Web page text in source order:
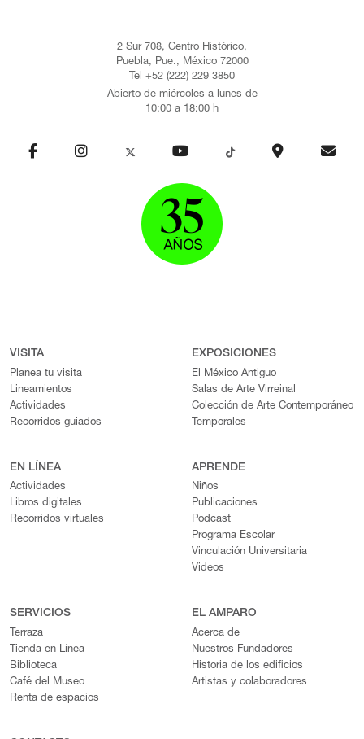
2 Sur 708, Centro Histórico,
Puebla, Pue., México 72000
Tel +52 (222) 229 3850
Abierto de miércoles a lunes de
10:00 a 18:00 h
VISITA
Planea tu visita
Lineamientos
Actividades
Recorridos guiados
EXPOSICIONES
El México Antiguo
Salas de Arte Virreinal
Colección de Arte Contemporáneo
Temporales
EN LÍNEA
Actividades
Libros digitales
Recorridos virtuales
APRENDE
Niños
Publicaciones
Podcast
Programa Escolar
Vinculación Universitaria
Videos
SERVICIOS
Terraza
Tienda en Línea
Biblioteca
Café del Museo
Renta de espacios
EL AMPARO
Acerca de
Nuestros Fundadores
Historia de los edificios
Artistas y colaboradores